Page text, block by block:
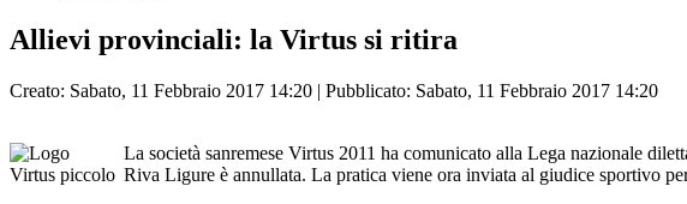
Allievi provinciali: la Virtus si ritira
Creato: Sabato, 11 Febbraio 2017 14:20 | Pubblicato: Sabato, 11 Febbraio 2017 14:20
La società sanremese Virtus 2011 ha comunicato alla Lega nazionale
Riva Ligure è annullata. La pratica viene ora inviata al giudice sportivo